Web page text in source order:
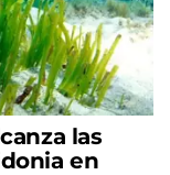
las
en